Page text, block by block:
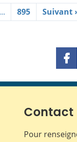
… 895 Suivant
Contact
Pour